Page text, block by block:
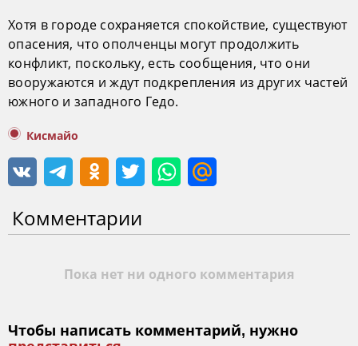
Хотя в городе сохраняется спокойствие, существуют
опасения, что ополченцы могут продолжить
конфликт, поскольку, есть сообщения, что они
вооружаются и ждут подкрепления из других частей
южного и западного Гедо.
Кисмайо
Комментарии
Пока нет ни одного комментария
Чтобы написать комментарий, нужно